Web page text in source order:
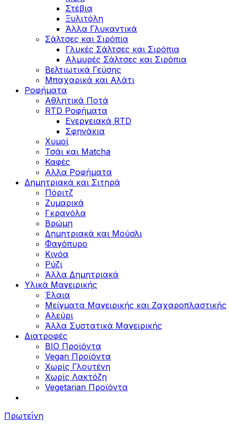
Στέβια
Ξυλιτόλη
Άλλα Γλυκαντικά
Σάλτσες και Σιρόπια
Γλυκές Σάλτσες και Σιρόπια
Αλμυρές Σάλτσες και Σιρόπια
Bελτιωτικά Γεύσης
Μπαχαρικά και Αλάτι
Ροφήματα
Αθλητικά Ποτά
RTD Ροφήματα
Ενεργειακά RTD
Σφηνάκια
Χυμοί
Τσάι και Matcha
Καφές
Αλλα Ροφήματα
Δημητριακά και Σιτηρά
Πόριτζ
Ζυμαρικά
Γκρανόλα
Βρώμη
Δημητριακά και Μούσλι
Φαγόπυρο
Κινόα
Ρύζι
Άλλα Δημητριακά
Υλικά Μαγειρικής
Έλαια
Μείγματα Μαγειρικής και Ζαχαροπλαστικής
Αλεύρι
Άλλα Συστατικά Μαγειρικής
Διατροφές
BIO Προϊόντα
Vegan Προϊόντα
Χωρίς Γλουτένη
Χωρίς Λακτόζη
Vegetarian Προϊόντα
Πρωτεΐνη